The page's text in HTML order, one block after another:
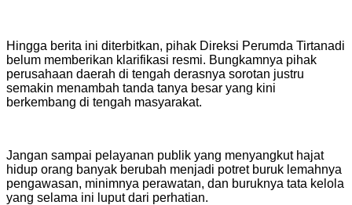
Hingga berita ini diterbitkan, pihak Direksi Perumda Tirtanadi
belum memberikan klarifikasi resmi. Bungkamnya pihak
perusahaan daerah di tengah derasnya sorotan justru
semakin menambah tanda tanya besar yang kini
berkembang di tengah masyarakat.
Jangan sampai pelayanan publik yang menyangkut hajat
hidup orang banyak berubah menjadi potret buruk lemahnya
pengawasan, minimnya perawatan, dan buruknya tata kelola
yang selama ini luput dari perhatian.